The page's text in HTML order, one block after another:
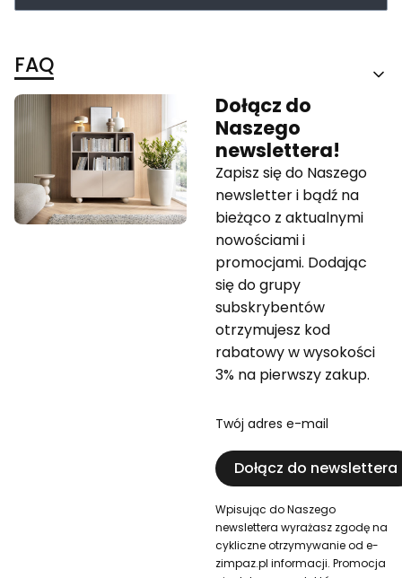
FAQ
Dołącz do
Naszego
newslettera!
Zapisz się do Naszego
newsletter i bądź na
bieżąco z aktualnymi
nowościami i
promocjami. Dodając
się do grupy
subskrybentów
otrzymujesz kod
rabatowy w wysokości
3% na pierwszy zakup.
Twój adres e-mail
Dołącz do newslettera
Wpisując do Naszego
newslettera wyrażasz zgodę na
cykliczne otrzymywanie od e-
zimpaz.pl informacji. Promocja